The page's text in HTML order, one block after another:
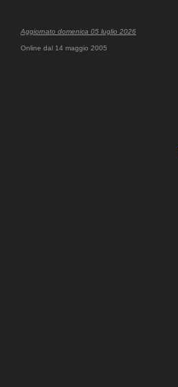
Aggiornato domenica 05 luglio 2026
Online dal 14 maggio 2005